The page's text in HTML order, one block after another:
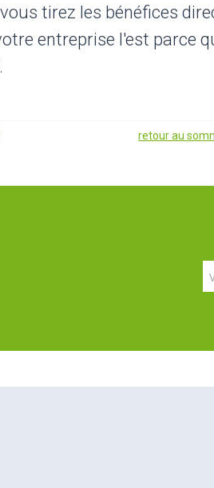
tirez les bénéfices
entreprise l'est parce
retour au